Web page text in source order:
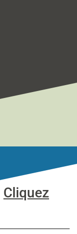
Cliquez